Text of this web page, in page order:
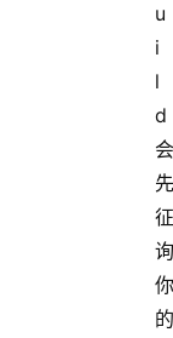
u
i
l
d
会
先
征
询
你
的